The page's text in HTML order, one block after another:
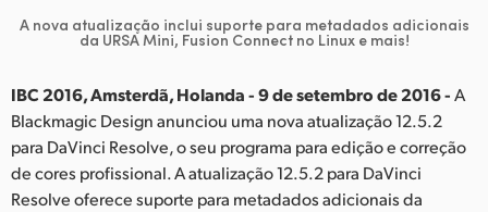
India
Italy
Korea
A nova atualização inclui suporte para metadados adicionais
da URSA Mini, Fusion Connect no Linux e mais!
IBC 2016, Amsterdã, Holanda - 9 de setembro de 2016 -A
Blackmagic Design anunciou uma nova atualização 12.5.2
para DaVinci Resolve, o seu programa para edição e correção
de cores profissional. A atualização 12.5.2 para DaVinci
Resolve oferece suporte para metadados adicionais da